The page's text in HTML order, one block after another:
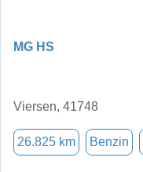
MG HS
Viersen, 41748
26.825 km Benzin